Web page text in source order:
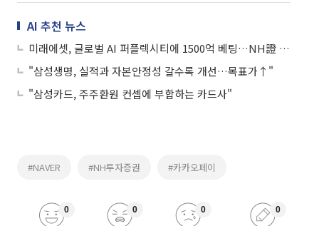
AI 추천 뉴스
미래에셋, 글로벌 AI 퍼플렉시티에 1500억 베팅…NH證 이어 AI 금융 선점 경쟁
"삼성생명, 실적과 자본안정성 갈수록 개선…목표가↑"
"삼성카드, 주주환원 컨셉에 부합하는 카드사"
#NAVER #NH투자증권 #카카오페이
0 0 0 0